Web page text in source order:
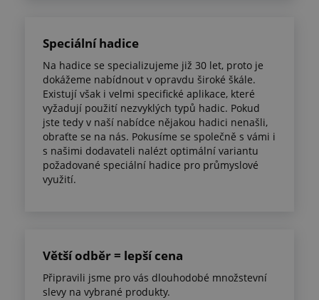
Speciální hadice
Na hadice se specializujeme již 30 let, proto je
dokážeme nabídnout v opravdu široké škále.
Existují však i velmi specifické aplikace, které
vyžadují použití nezvyklých typů hadic. Pokud
jste tedy v naší nabídce nějakou hadici nenašli,
obraťte se na nás. Pokusíme se společně s vámi i
s našimi dodavateli nalézt optimální variantu
požadované speciální hadice pro průmyslové
využití.
Větší odběr = lepší cena
Připravili jsme pro vás dlouhodobé množstevní
slevy na vybrané produkty.